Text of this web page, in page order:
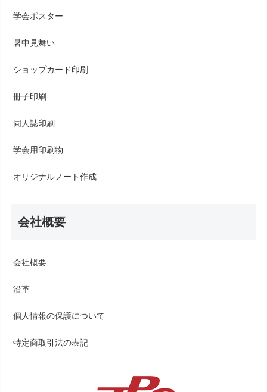
学会ポスター
暑中見舞い
ショップカード印刷
冊子印刷
同人誌印刷
学会用印刷物
オリジナルノート作成
会社概要
会社概要
沿革
個人情報の保護について
特定商取引法の表記